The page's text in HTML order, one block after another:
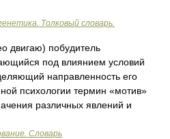
Толковый словарь.
двигаю) побудитель
под влиянием условий
направленность его
психологии термин «мотив»
различных явлений и
Словарь